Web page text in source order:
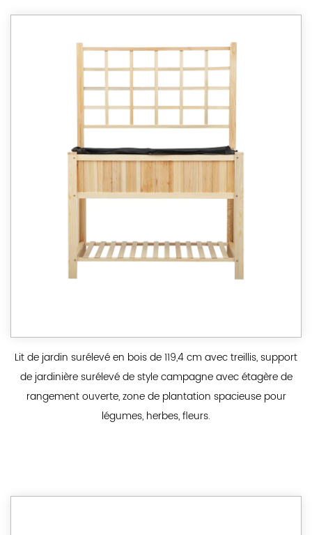
Lit de jardin surélevé en bois de 119,4 cm avec treillis, support
de jardinière surélevé de style campagne avec étagère de
rangement ouverte, zone de plantation spacieuse pour
légumes, herbes, fleurs.